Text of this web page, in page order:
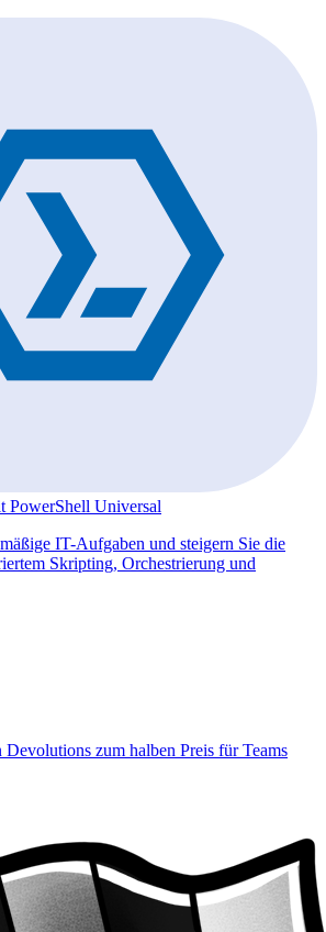
PowerShell Universal
IT-Aufgaben und steigern Sie die
Skripting, Orchestrierung und
zum halben Preis für Teams